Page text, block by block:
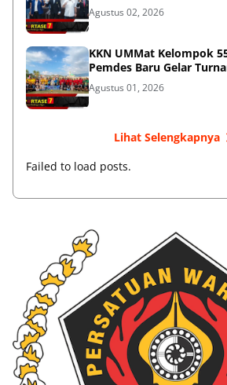
Agustus 02, 2026
KKN UMMat Kelompok
Pemdes Baru Gelar
Agustus 01, 2026
Lihat Selengkapnya
Failed to load posts.